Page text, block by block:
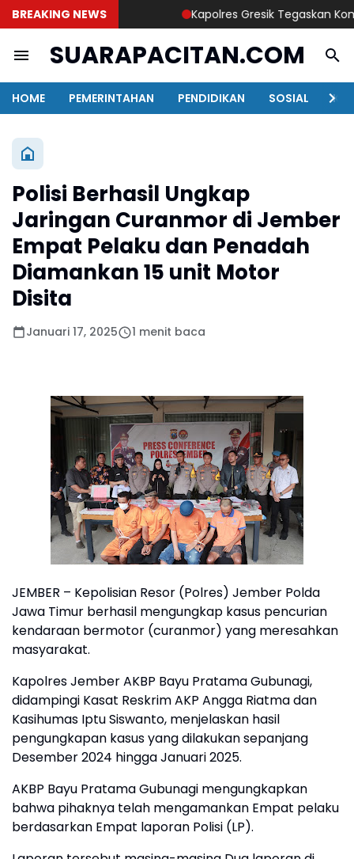
BREAKING NEWS Kapolres Gresik Tegaskan
SUARAPACITAN.COM
HOME PEMERINTAHAN PENDIDIKAN SOSIAL
Polisi Berhasil Ungkap
Jaringan Curanmor di Jember
Empat Pelaku dan Penadah
Diamankan 15 unit Motor
Disita
Januari 17, 2025 1 menit baca
JEMBER – Kepolisian Resor (Polres) Jember Polda
Jawa Timur berhasil mengungkap kasus pencurian
kendaraan bermotor (curanmor) yang meresahkan
masyarakat.
Kapolres Jember AKBP Bayu Pratama Gubunagi,
didampingi Kasat Reskrim AKP Angga Riatma dan
Kasihumas Iptu Siswanto, menjelaskan hasil
pengungkapan kasus yang dilakukan sepanjang
Desember 2024 hingga Januari 2025.
AKBP Bayu Pratama Gubunagi mengungkapkan
bahwa pihaknya telah mengamankan Empat pelaku
berdasarkan Empat laporan Polisi (LP).